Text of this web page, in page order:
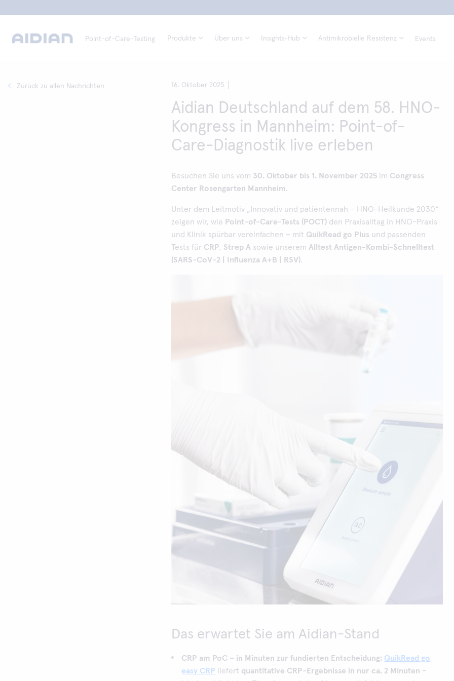
Point-of-Care-Testing Produkte Über uns Insights‑Hub Antimikrobielle Resistenz Events
Zurück zu allen Nachrichten 16. Oktober 2025
Aidian Deutschland auf dem 58. HNO-
Kongress in Mannheim: Point-of-
Care-Diagnostik live erleben
Besuchen Sie uns vom 30. Oktober bis 1. November 2025 im Congress
Center Rosengarten Mannheim.
Unter dem Leitmotiv „Innovativ und patientennah – HNO-Heilkunde 2030“
zeigen wir, wie Point-of-Care-Tests (POCT) den Praxisalltag in HNO-Praxis
und Klinik spürbar vereinfachen – mit QuikRead go Plus und passenden
Tests für CRP, Strep A sowie unserem Alltest Antigen-Kombi-Schnelltest
(SARS-CoV-2 | Influenza A+B | RSV).
Das erwartet Sie am Aidian-Stand
CRP am PoC – in Minuten zur fundierten Entscheidung: QuikRead go
easy CRP liefert quantitative CRP-Ergebnisse in nur ca. 2 Minuten –